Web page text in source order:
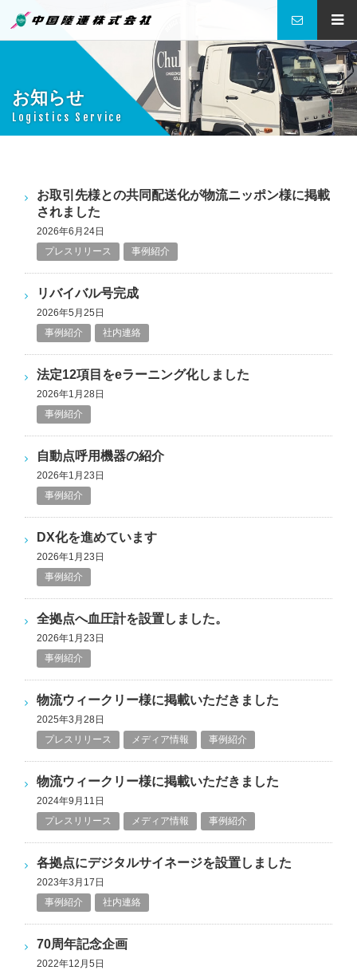
中国陸運株式会社
お知らせ
Logistics Service
お取引先様との共同配送化が物流ニッポン様に掲載
されました
2026年6月24日
プレスリリース
事例紹介
リバイバル号完成
2026年5月25日
事例紹介
社内連絡
法定12項目をeラーニング化しました
2026年1月28日
事例紹介
自動点呼用機器の紹介
2026年1月23日
事例紹介
DX化を進めています
2026年1月23日
事例紹介
全拠点へ血圧計を設置しました。
2026年1月23日
事例紹介
物流ウィークリー様に掲載いただきました
2025年3月28日
プレスリリース
メディア情報 事例紹介
物流ウィークリー様に掲載いただきました
2024年9月11日
プレスリリース
メディア情報 事例紹介
各拠点にデジタルサイネージを設置しました
2023年3月17日
事例紹介
社内連絡
70周年記念企画
2022年12月5日